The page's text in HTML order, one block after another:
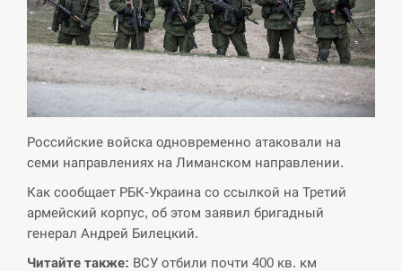
15:00
РФ провела новий раунд таємних зустрічей з
Європою щодо війни…
СЕРПЕНЬ
Экс-послу в США Стефанишиной вручили новое
СЕРПЕНЬ
У Росії розгортається ракетний підрозділ КНДР –
Reuters
Российские войска одновременно атаковали на
семи направлениях на Лиманском направлении.
Как сообщает РБК-Украина со ссылкой на Третий
армейский корпус, об этом заявил бригадный
генерал Андрей Билецкий.
Читайте также: ВСУ отбили почти 400 кв. км